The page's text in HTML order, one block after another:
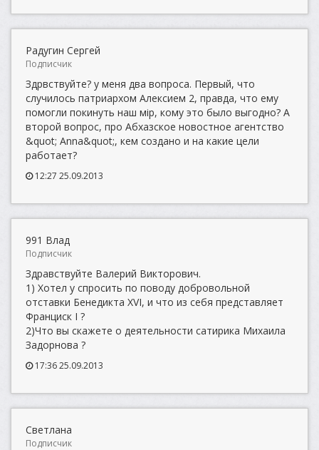
Радугин Сергей
Подписчик
Здрвствуйте? у меня два вопроса. Первый, что
случилось патриархом Алексием 2, правда, что ему
помогли покинуть наш мiр, кому это было выгодно? А
второй вопрос, про Абхазское новостное агентство
&quot; Anna&quot;, кем создано и на какие цели
работает?
12:27 25.09.2013
991 Влад
Подписчик
Здравствуйте Валерий Викторович.
1) Хотел у спросить по поводу добровольной
отставки Бенедикта XVI, и что из себя представляет
Франциск I ?
2)Что вы скажете о деятельности сатирика Михаила
Задорнова ?
17:36 25.09.2013
Светлана
Подписчик